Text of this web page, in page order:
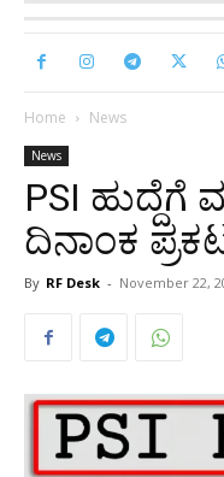
Home News
News
PSI ಹುದ್ದೆಗೆ
ದಿನಾಂಕ
By RF Desk - November 22,